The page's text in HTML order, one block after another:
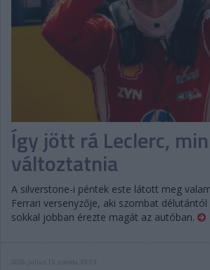
VERSENYNAPTÁRAK
Így jött rá Leclerc,
változtatnia
A silverstone-i péntek este látott meg
Ferrari versenyzője, aki szombat
sokkal jobban érezte magát az autóban.
2026. július 15. szerda, 09:13